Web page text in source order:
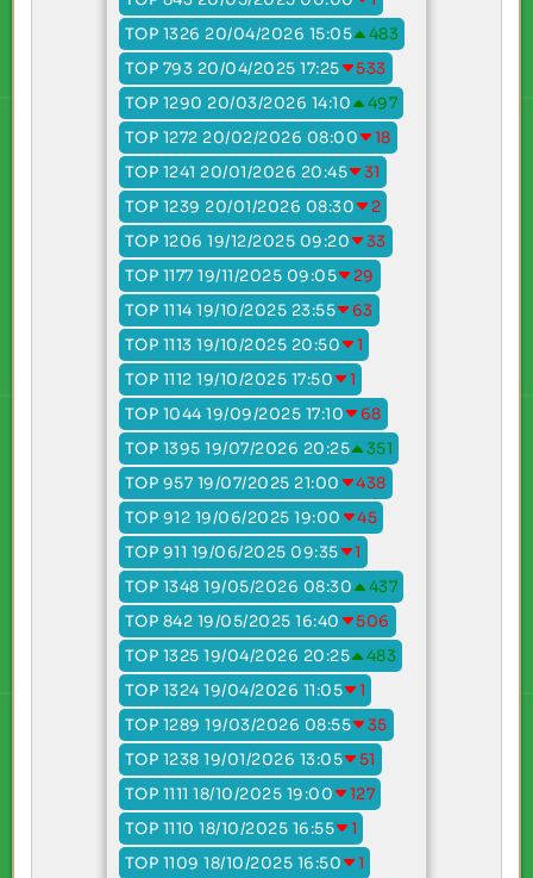
TOP 1326 20/04/2026 15:05
483
TOP 793 20/04/2025 17:25
533
TOP 1290 20/03/2026 14:10
497
TOP 1272 20/02/2026 08:00
18
TOP 1241 20/01/2026 20:45
31
TOP 1239 20/01/2026 08:30
2
TOP 1206 19/12/2025 09:20
33
TOP 1177 19/11/2025 09:05
29
TOP 1114 19/10/2025 23:55
63
TOP 1113 19/10/2025 20:50
1
TOP 1112 19/10/2025 17:50
1
TOP 1044 19/09/2025 17:10
68
TOP 1395 19/07/2026 20:25
351
TOP 957 19/07/2025 21:00
438
TOP 912 19/06/2025 19:00
45
TOP 911 19/06/2025 09:35
1
TOP 1348 19/05/2026 08:30
437
TOP 842 19/05/2025 16:40
506
TOP 1325 19/04/2026 20:25
483
TOP 1324 19/04/2026 11:05
1
TOP 1289 19/03/2026 08:55
35
TOP 1238 19/01/2026 13:05
51
TOP 1111 18/10/2025 19:00
127
TOP 1110 18/10/2025 16:55
1
TOP 1109 18/10/2025 16:50
1